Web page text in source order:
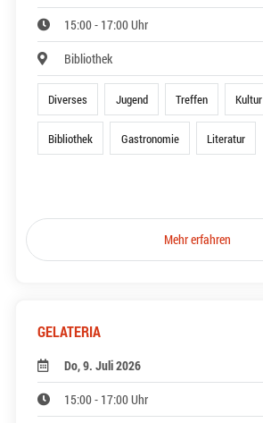
15:00 - 17:00 Uhr
Bibliothek
Diverses Jugend Treffen Kultur
Bibliothek Gastronomie Literatur
Mehr erfahren
GELATERIA
Do, 9. Juli 2026
15:00 - 17:00 Uhr